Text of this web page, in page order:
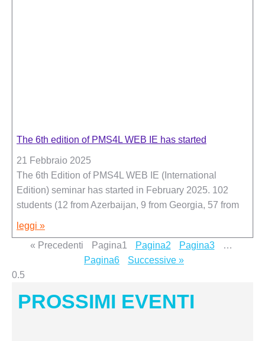
The 6th edition of PMS4L WEB IE has started
21 Febbraio 2025
The 6th Edition of PMS4L WEB IE (International
Edition) seminar has started in February 2025. 102
students (12 from Azerbaijan, 9 from Georgia, 57 from
leggi »
« Precedenti
Pagina1 Pagina2 Pagina3
…
Pagina6 Successive »
PROSSIMI EVENTI